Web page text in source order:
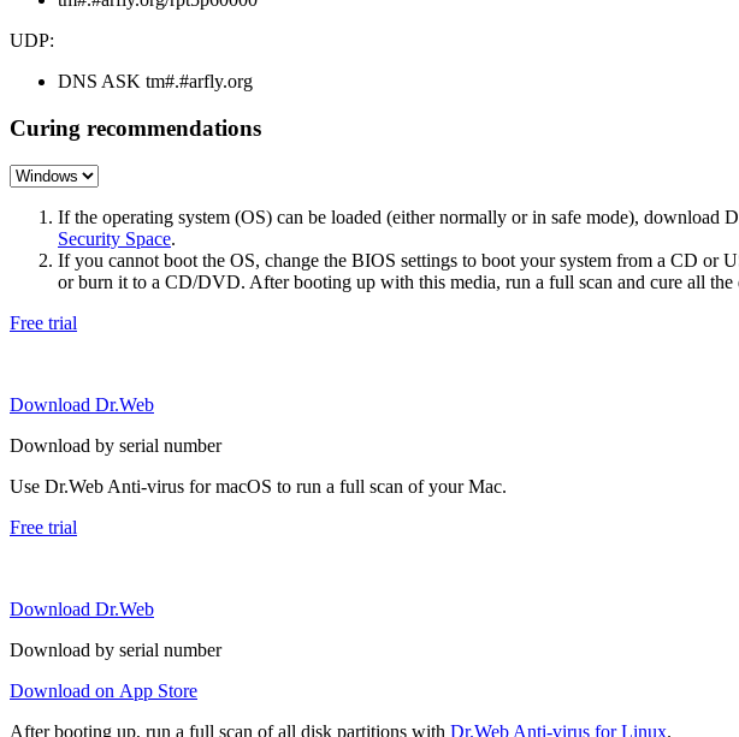
UDP:
DNS ASK tm#.#arfly.org
Curing recommendations
If the operating system (OS) can be loaded (either normally or in safe mode), download
Security Space.
If you cannot boot the OS, change the BIOS settings to boot your system from a CD or
or burn it to a CD/DVD. After booting up with this media, run a full scan and cure all the
Free trial
Download Dr.Web
Download by serial number
Use Dr.Web Anti-virus for macOS to run a full scan of your Mac.
Free trial
Download Dr.Web
Download by serial number
Download on App Store
After booting up, run a full scan of all disk partitions with Dr.Web Anti-virus for Linux.